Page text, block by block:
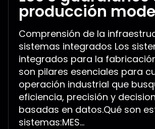
producción
Comprensión de la
sistemas integrados Los
integrados para la
son pilares esenciales para
operación industrial que
eficiencia, precisión y
basadas en datos.Qué son
sistemas:MES...